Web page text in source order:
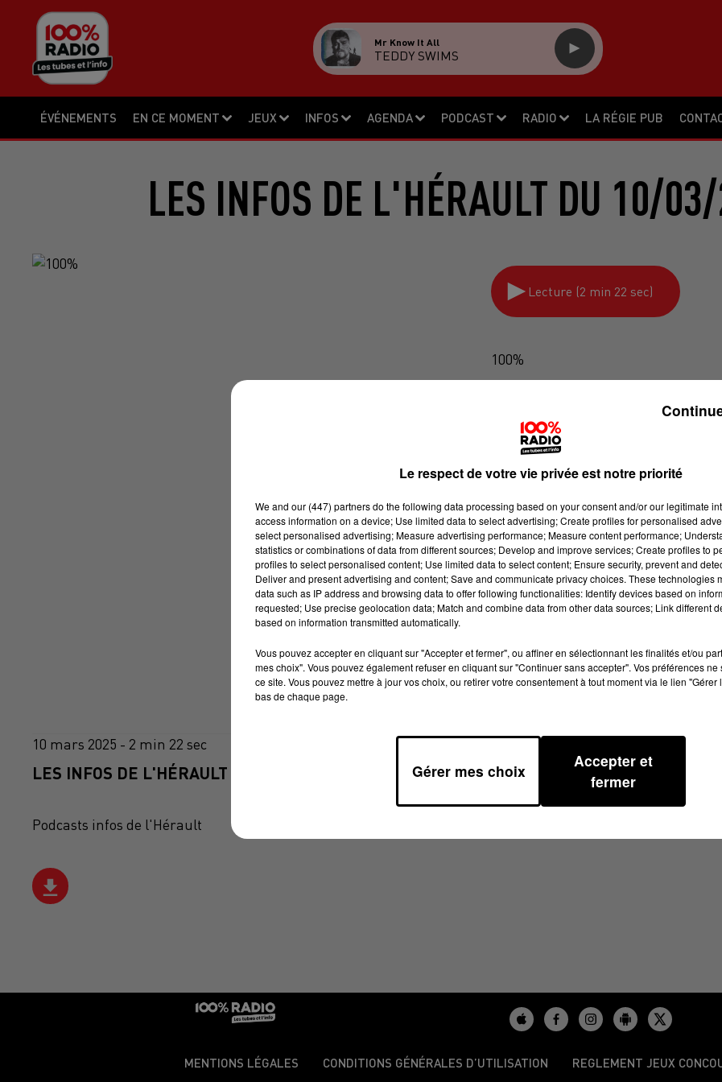
ÉVÉNEMENTS EN CE MOMENT JEUX INFOS AGENDA PODCAST RADIO LA RÉGIE PUB
Mr Know It All
TEDDY SWIMS
LES INFOS DE L'HÉRAULT DU 10/
Lecture (2 min 22 sec)
100%
10 mars 2025 - 2 min 22 sec
LES INFOS DE L'HÉRAULT DU 10/03/2025 À 14H00
Podcasts infos de l'Hérault
MENTIONS LÉGALES CONDITIONS GÉNÉRALES D’UTILISATION REGLEMENT JEUX
Le respect de votre vie privée est notre priorité
We and our (447) partnersdo the following data processing based on your consent and/or our legitimate
access information on a device; Use limited data to select advertising; Create profiles for personalised
select personalised advertising; Measure advertising performance; Measure content performance;
statistics or combinations of data from different sources; Develop and improve services; Create profiles to
profiles to select personalised content; Use limited data to select content; Ensure security, prevent and
Deliver and present advertising and content; Save and communicate privacy choices. These technologies
data such as IP address and browsing data to offer following functionalities: Identify devices based on
requested; Use precise geolocation data; Match and combine data from other data sources; Link different
based on information transmitted automatically.
Vous pouvez accepter en cliquant sur "Accepter et fermer", ou affiner en sélectionnant les finalités et/ou
mes choix". Vous pouvez également refuser en cliquant sur "Continuer sans accepter". Vos préférences
ce site. Vous pouvez mettre à jour vos choix, ou retirer votre consentement à tout moment via le lien "Gérer
bas de chaque page.
Gérer mes choix
Accepter et
fermer